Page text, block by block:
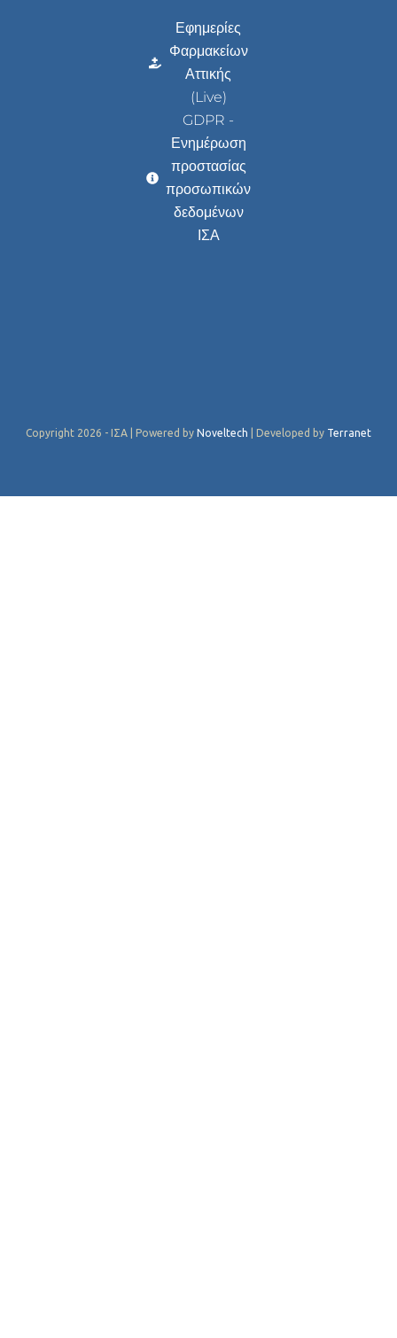
Εφημερίες
Φαρμακείων
Αττικής
(Live)
GDPR -
Ενημέρωση
προστασίας
προσωπικών
δεδομένων
ΙΣΑ
Copyright 2026 - ΙΣΑ | Powered by Noveltech | Developed by Terranet